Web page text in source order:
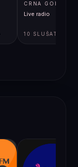
CRNA GORA
Live radio
10 SLUŠATELJA